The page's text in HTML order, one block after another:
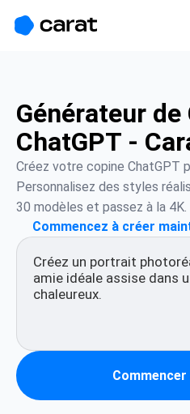
Générateur de
ChatGPT -
Créez votre copine ChatGPT
Personnalisez des styles
30 modèles et passez à la 4K.
Commencez à créer